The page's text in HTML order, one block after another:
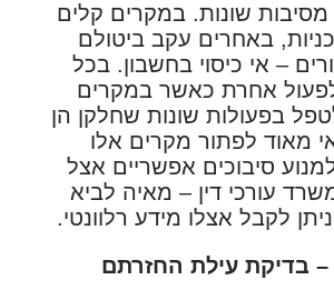
שונות. במקרים קלים
באחרים עקב ביטולם
– אי כיסוי בחשבון. בכל
אחרת כאשר במקרים
בפעולות שונות שחלקן הן
לפתור מקרים אלו
סיבוכים אפשריים אצל
עורכי דין – מאיה לביא
לקבל אצלו מידע רלוונטי.
בדיקת עילת החזרתם